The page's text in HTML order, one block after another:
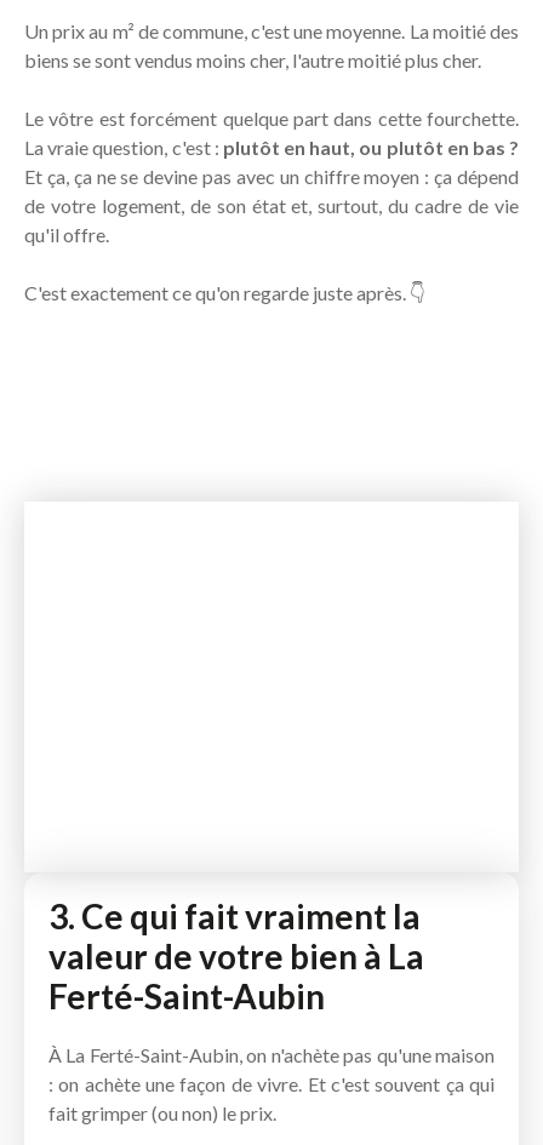
Un prix au m² de commune, c'est une moyenne. La moitié des
biens se sont vendus moins cher, l'autre moitié plus cher.
Le vôtre est forcément quelque part dans cette fourchette.
La vraie question, c'est : plutôt en haut, ou plutôt en bas ?
Et ça, ça ne se devine pas avec un chiffre moyen : ça dépend
de votre logement, de son état et, surtout, du cadre de vie
qu'il offre.
C'est exactement ce qu'on regarde juste après. 👇
3. Ce qui fait vraiment la
valeur de votre bien à La
Ferté-Saint-Aubin
À La Ferté-Saint-Aubin, on n'achète pas qu'une maison
: on achète une façon de vivre. Et c'est souvent ça qui
fait grimper (ou non) le prix.